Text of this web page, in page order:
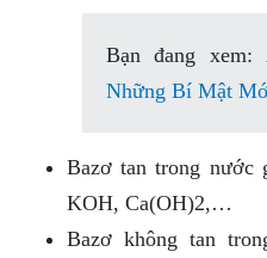
Bạn đang xem:
Những Bí Mật
Bazơ tan trong
KOH, Ca(OH)2,…
Bazơ không tan